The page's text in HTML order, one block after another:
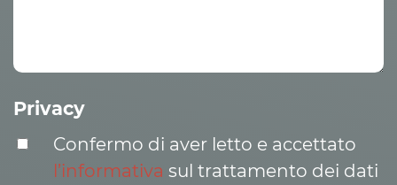
Privacy
Confermo di aver letto e accettato
l’informativa sul trattamento dei dati